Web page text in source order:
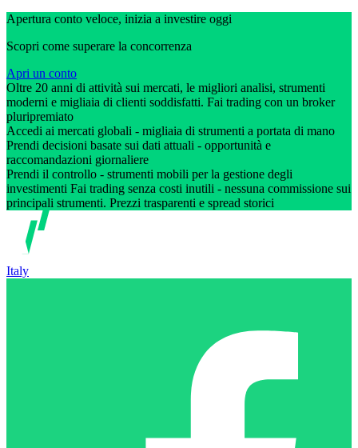
Apertura conto veloce, inizia a investire oggi
Scopri come superare la concorrenza
Apri un conto
Oltre 20 anni di attività sui mercati, le migliori analisi, strumenti
moderni e migliaia di clienti soddisfatti. Fai trading con un broker
pluripremiato
Accedi ai mercati globali - migliaia di strumenti a portata di mano
Prendi decisioni basate sui dati attuali - opportunità e
raccomandazioni giornaliere
Prendi il controllo - strumenti mobili per la gestione degli
investimenti Fai trading senza costi inutili - nessuna commissione sui
principali strumenti. Prezzi trasparenti e spread storici
Italy